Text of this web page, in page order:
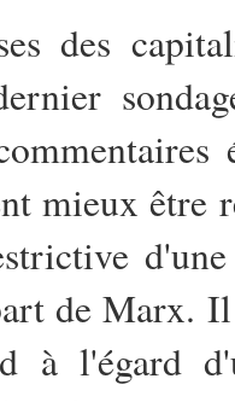
des
mieux être
de Marx.
à l'égard